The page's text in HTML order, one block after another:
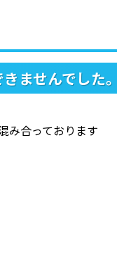
ませんでした
み合っております